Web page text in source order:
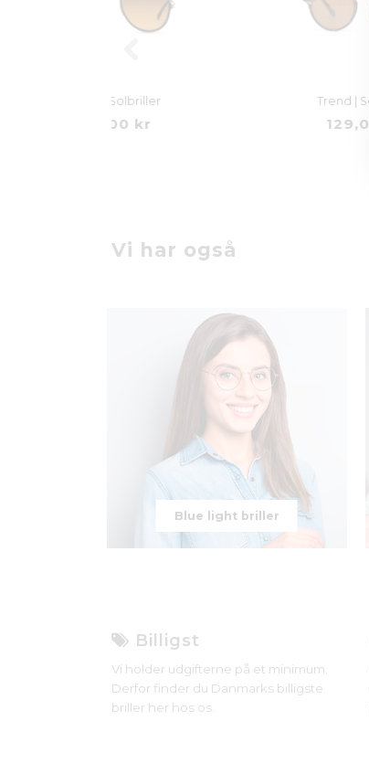
Vi har også
Blue light briller
Billigst
Vi holder udgifterne på et minimum.
Derfor finder du Danmarks billigste
briller her hos os.